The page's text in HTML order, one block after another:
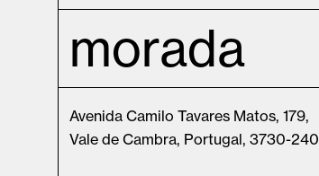
morada
Avenida Camilo Tavares Matos, 179,
Vale de Cambra, Portugal, 3730-240